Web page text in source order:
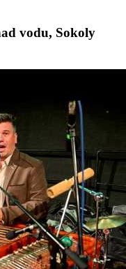
vodu, Sokoly